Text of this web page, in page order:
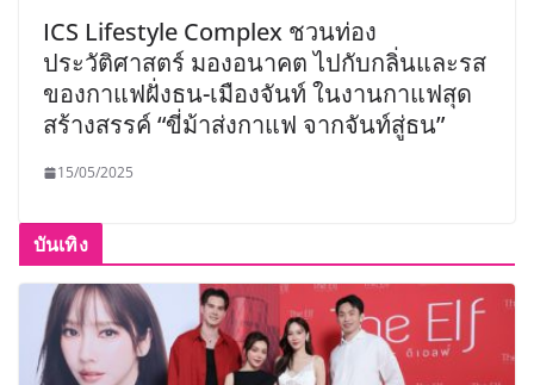
ICS Lifestyle Complex ชวนท่อง
ประวัติศาสตร์ มองอนาคต ไปกับกลิ่นและรส
ของกาแฟฝั่งธน-เมืองจันท์ ในงานกาแฟสุด
สร้างสรรค์ “ขี่ม้าส่งกาแฟ จากจันท์สู่ธน”
15/05/2025
บันเทิง